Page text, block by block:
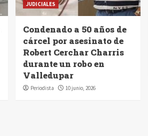
JUDICIALES
Condenado a 50 años de
cárcel por asesinato de
Robert Cerchar Charris
durante un robo en
Valledupar
Periodista 10 junio, 2026